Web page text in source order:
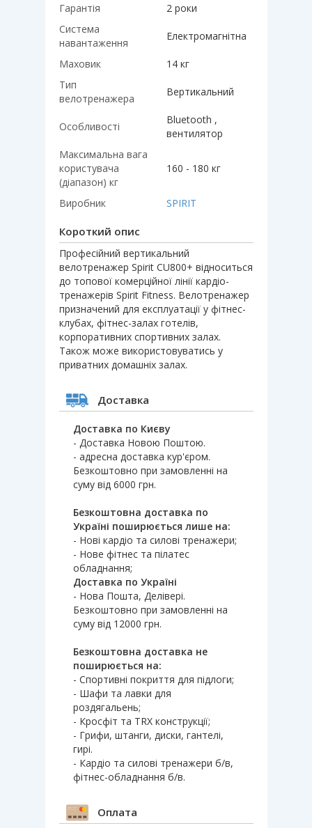
Гарантія
2 роки
Система
навантаження
Електромагнітна
Маховик
14 кг
Тип
велотренажера
Вертикальний
Особливості
Bluetooth ,
вентилятор
Максимальна вага
користувача
(діапазон) кг
160 - 180 кг
Виробник SPIRIT
Короткий опис
Професійний вертикальний
велотренажер Spirit CU800+ відноситься
до топової комерційної лінії кардіо-
тренажерів Spirit Fitness. Велотренажер
призначений для експлуатації у фітнес-
клубах, фітнес-залах готелів,
корпоративних спортивних залах.
Також може використовуватись у
приватних домашніх залах.
Доставка
Доставка по Києву
- Доставка Новою Поштою.
- адресна доставка кур'єром.
Безкоштовно при замовленні на
суму від 6000 грн.
Безкоштовна доставка по
Україні поширюється лише на:
- Нові кардіо та силові тренажери;
- Нове фітнес та пілатес
обладнання;
Доставка по Україні
- Нова Пошта, Делівері.
Безкоштовно при замовленні на
суму від 12000 грн.
Безкоштовна доставка не
поширюється на:
- Спортивні покриття для підлоги;
- Шафи та лавки для
роздягальень;
- Кросфіт та TRX конструкції;
- Грифи, штанги, диски, гантелі,
гирі.
- Кардіо та силові тренажери б/в,
фітнес-обладнання б/в.
Оплата